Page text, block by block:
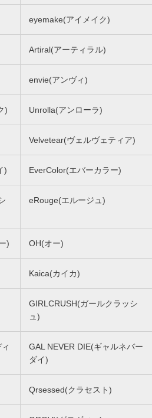
eyemake(アイメイク)
Artiral(アーティラル)
envie(アンヴィ)
) Unrolla(アンローラ)
Velvetear(ヴェルヴェティア)
) EverColor(エバーカラー)
eRouge(エルージュ)
) OH(オー)
Kaica(カイカ)
GIRLCRUSH(ガールクラッシ
ュ)
GAL NEVER DIE(ギャルネバー
ダイ)
Qrsessed(クラセスト)